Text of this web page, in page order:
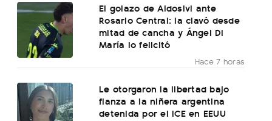
El golazo de Aldosivi ante
Rosario Central: la clavó desde
mitad de cancha y Ángel Di
María lo felicitó
Hace 7 horas
Le otorgaron la libertad bajo
fianza a la niñera argentina
detenida por el ICE en EEUU